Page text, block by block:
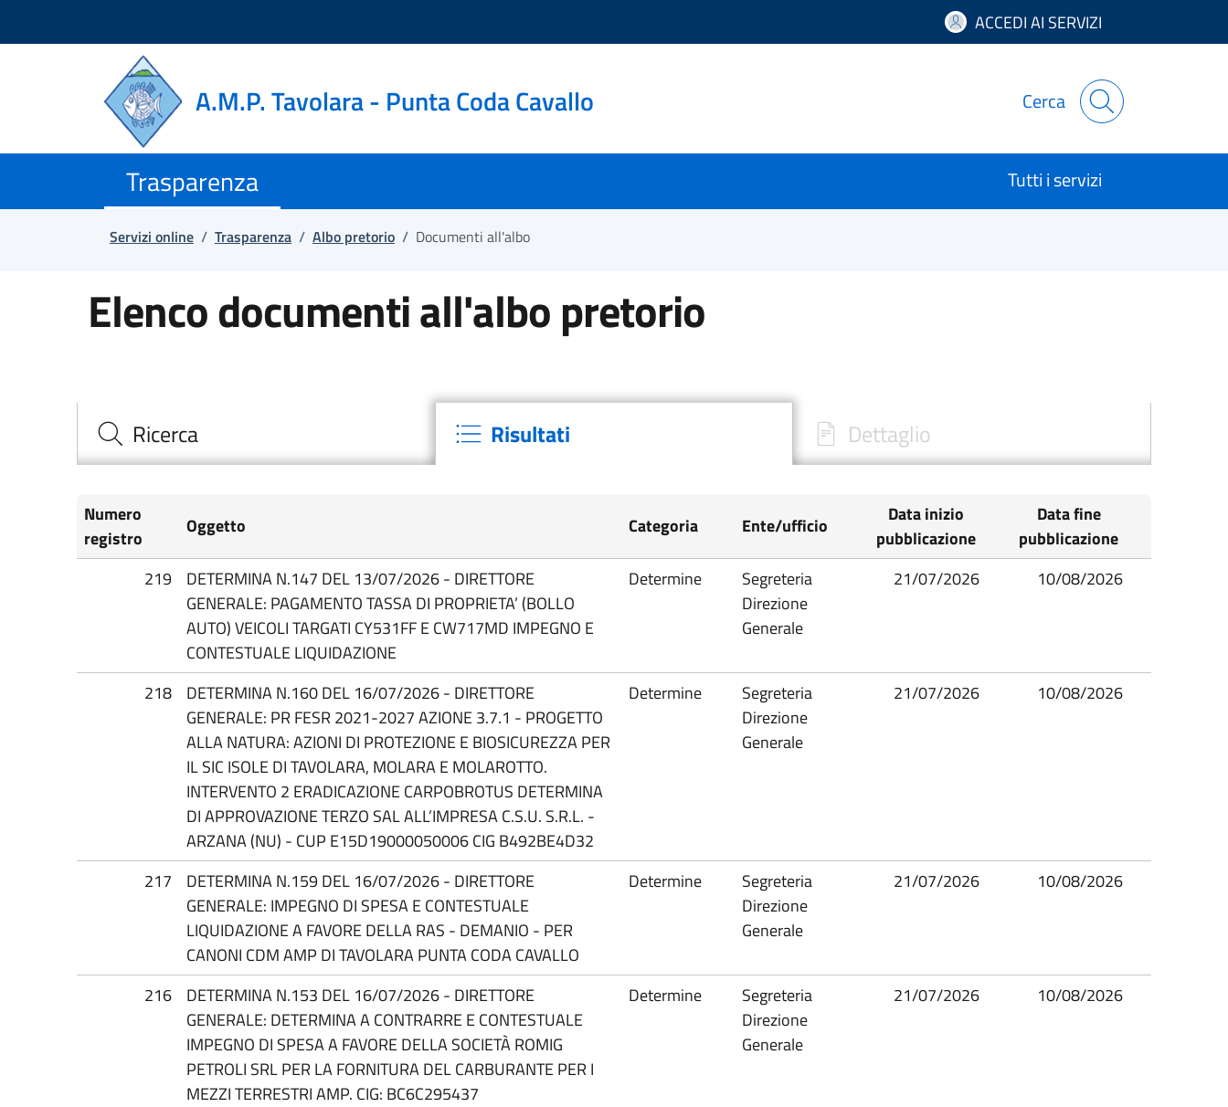
ACCEDI AI SERVIZI
A.M.P. Tavolara - Punta Coda Cavallo Cerca
Trasparenza Tutti i servizi
Servizi online / Trasparenza / Albo pretorio / Documenti all'albo
Elenco documenti all'albo pretorio
Ricerca Risultati Dettaglio
Numero
registro
Oggetto Categoria Ente/ufficio
Data inizio
pubblicazione
Data fine
pubblicazione
219
DETERMINA N.147 DEL 13/07/2026 - DIRETTORE
GENERALE: PAGAMENTO TASSA DI PROPRIETA’ (BOLLO
AUTO) VEICOLI TARGATI CY531FF E CW717MD IMPEGNO E
CONTESTUALE LIQUIDAZIONE
Determine
Segreteria
Direzione
Generale
21/07/2026 10/08/2026
218
DETERMINA N.160 DEL 16/07/2026 - DIRETTORE
GENERALE: PR FESR 2021-2027 AZIONE 3.7.1 - PROGETTO
ALLA NATURA: AZIONI DI PROTEZIONE E BIOSICUREZZA PER
IL SIC ISOLE DI TAVOLARA, MOLARA E MOLAROTTO.
INTERVENTO 2 ERADICAZIONE CARPOBROTUS DETERMINA
DI APPROVAZIONE TERZO SAL ALL’IMPRESA C.S.U. S.R.L. -
ARZANA (NU) - CUP E15D19000050006 CIG B492BE4D32
Determine
Segreteria
Direzione
Generale
21/07/2026 10/08/2026
217
DETERMINA N.159 DEL 16/07/2026 - DIRETTORE
GENERALE: IMPEGNO DI SPESA E CONTESTUALE
LIQUIDAZIONE A FAVORE DELLA RAS - DEMANIO - PER
CANONI CDM AMP DI TAVOLARA PUNTA CODA CAVALLO
Determine
Segreteria
Direzione
Generale
21/07/2026 10/08/2026
216
DETERMINA N.153 DEL 16/07/2026 - DIRETTORE
GENERALE: DETERMINA A CONTRARRE E CONTESTUALE
IMPEGNO DI SPESA A FAVORE DELLA SOCIETÀ ROMIG
PETROLI SRL PER LA FORNITURA DEL CARBURANTE PER I
MEZZI TERRESTRI AMP. CIG: BC6C295437
Determine
Segreteria
Direzione
Generale
21/07/2026 10/08/2026